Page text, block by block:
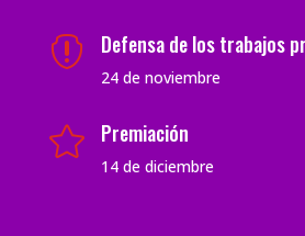
 Defensa de los trabajos
24 de noviembre
 Premiación
14 de diciembre